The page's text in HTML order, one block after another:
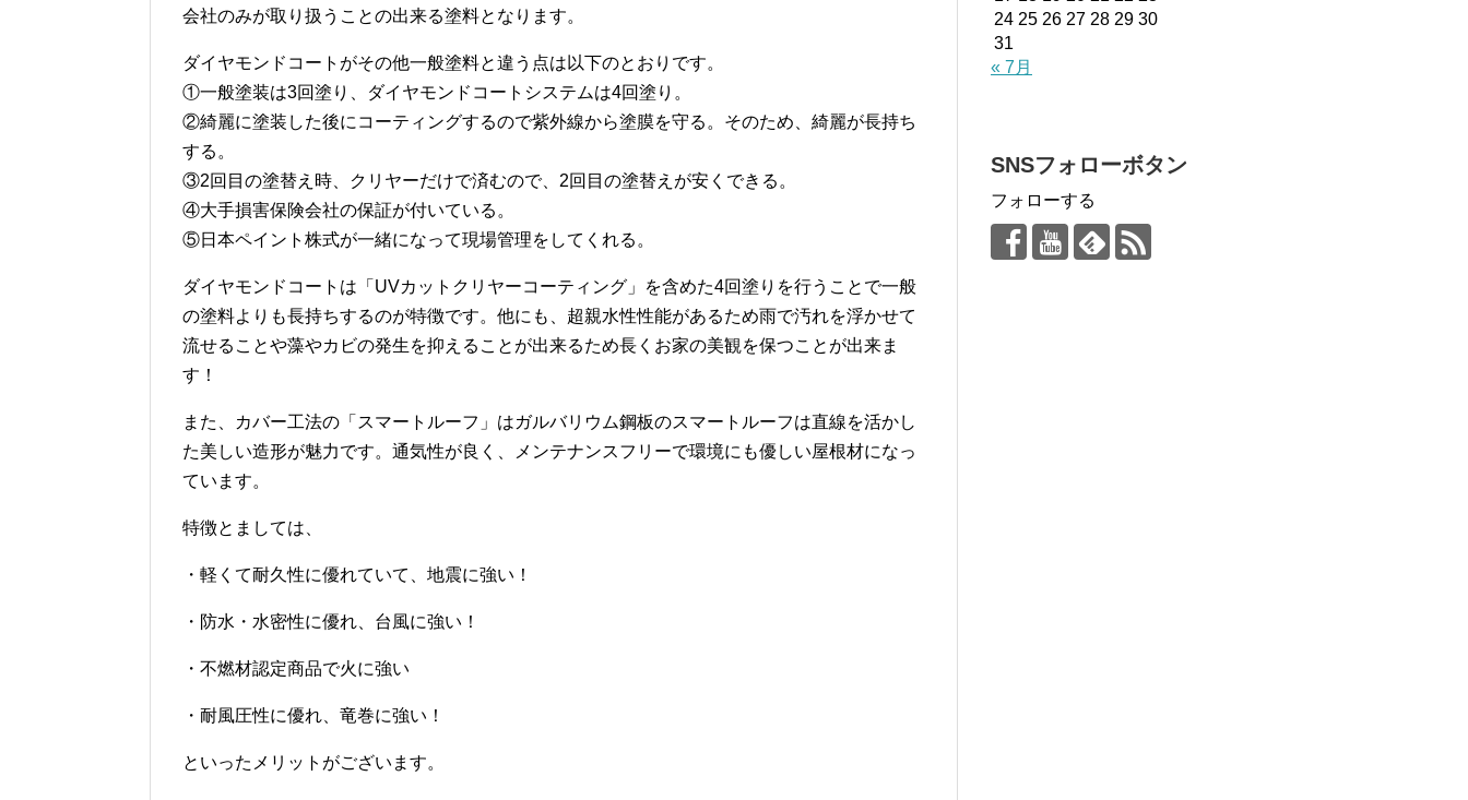
会社のみが取り扱うことの出来る塗料となります。
ダイヤモンドコートがその他一般塗料と違う点は以下のとおりです。
①一般塗装は3回塗り、ダイヤモンドコートシステムは4回塗り。
②綺麗に塗装した後にコーティングするので紫外線から塗膜を守る。そのため、綺麗が長持ち
する。
③2回目の塗替え時、クリヤーだけで済むので、2回目の塗替えが安くできる。
④大手損害保険会社の保証が付いている。
⑤日本ペイント株式が一緒になって現場管理をしてくれる。
ダイヤモンドコートは「UVカットクリヤーコーティング」を含めた4回塗りを行うことで一般
の塗料よりも長持ちするのが特徴です。他にも、超親水性性能があるため雨で汚れを浮かせて
流せることや藻やカビの発生を抑えることが出来るため長くお家の美観を保つことが出来ま
す！
また、カバー工法の「スマートルーフ」はガルバリウム鋼板のスマートルーフは直線を活かし
た美しい造形が魅力です。通気性が良く、メンテナンスフリーで環境にも優しい屋根材になっ
ています。
特徴とましては、
・軽くて耐久性に優れていて、地震に強い！
・防水・水密性に優れ、台風に強い！
・不燃材認定商品で火に強い
・耐風圧性に優れ、竜巻に強い！
といったメリットがございます。
24 25 26 27 28 29 30
31
« 7月
SNSフォローボタン
フォローする